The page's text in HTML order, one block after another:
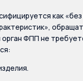
как
ФПП не